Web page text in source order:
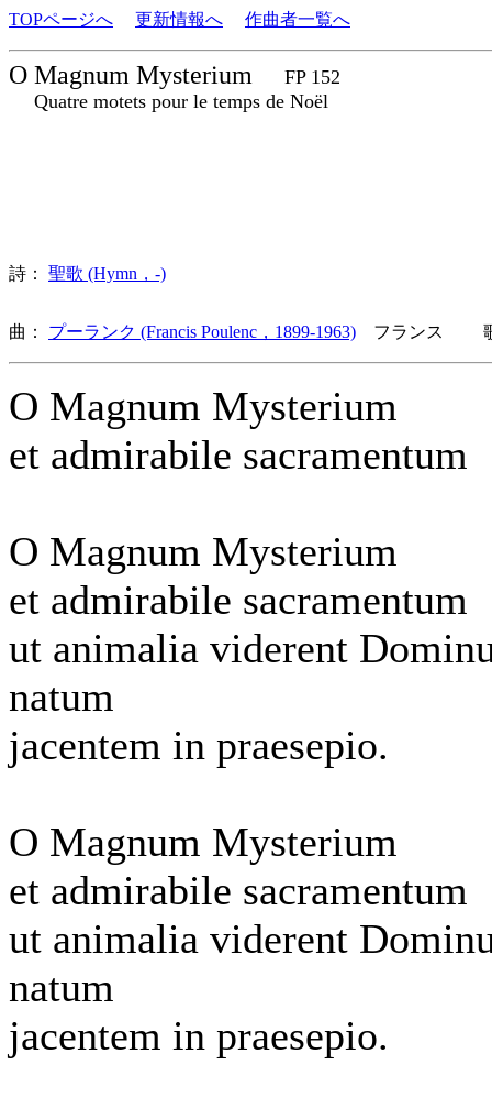
TOPページへ 更新情報へ 作曲者一覧へ
O Magnum Mysterium
FP 152
Quatre motets pour le temps de Noël
詩： 聖歌 (Hymn，-)
曲： プーランク (Francis Poulenc，1899-1963) フランス 歌
O Magnum Mysterium
et admirabile sacramentum
O Magnum Mysterium
et admirabile sacramentum
ut animalia viderent
natum
jacentem in praesepio.
O Magnum Mysterium
et admirabile sacramentum
ut animalia viderent
natum
jacentem in praesepio.